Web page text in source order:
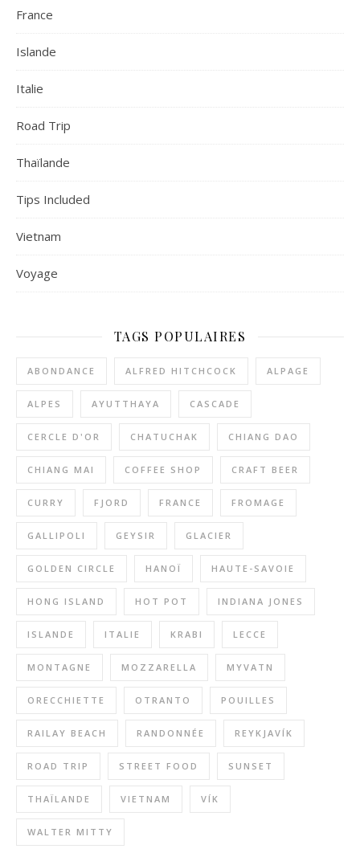
France
Islande
Italie
Road Trip
Thaïlande
Tips Included
Vietnam
Voyage
TAGS POPULAIRES
ABONDANCE ALFRED HITCHCOCK ALPAGE
ALPES AYUTTHAYA CASCADE
CERCLE D'OR CHATUCHAK CHIANG DAO
CHIANG MAI COFFEE SHOP CRAFT BEER
CURRY FJORD FRANCE FROMAGE
GALLIPOLI GEYSIR GLACIER
GOLDEN CIRCLE HANOÏ HAUTE-SAVOIE
HONG ISLAND HOT POT INDIANA JONES
ISLANDE ITALIE KRABI LECCE
MONTAGNE MOZZARELLA MYVATN
ORECCHIETTE OTRANTO POUILLES
RAILAY BEACH RANDONNÉE REYKJAVÍK
ROAD TRIP STREET FOOD SUNSET
THAÏLANDE VIETNAM VÍK
WALTER MITTY